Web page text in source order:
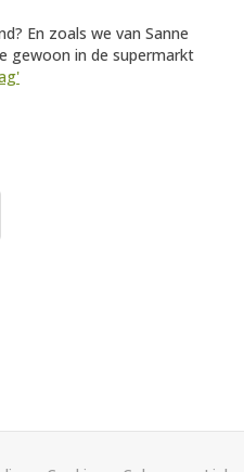
En zoals we van Sanne
gewoon in de supermarkt